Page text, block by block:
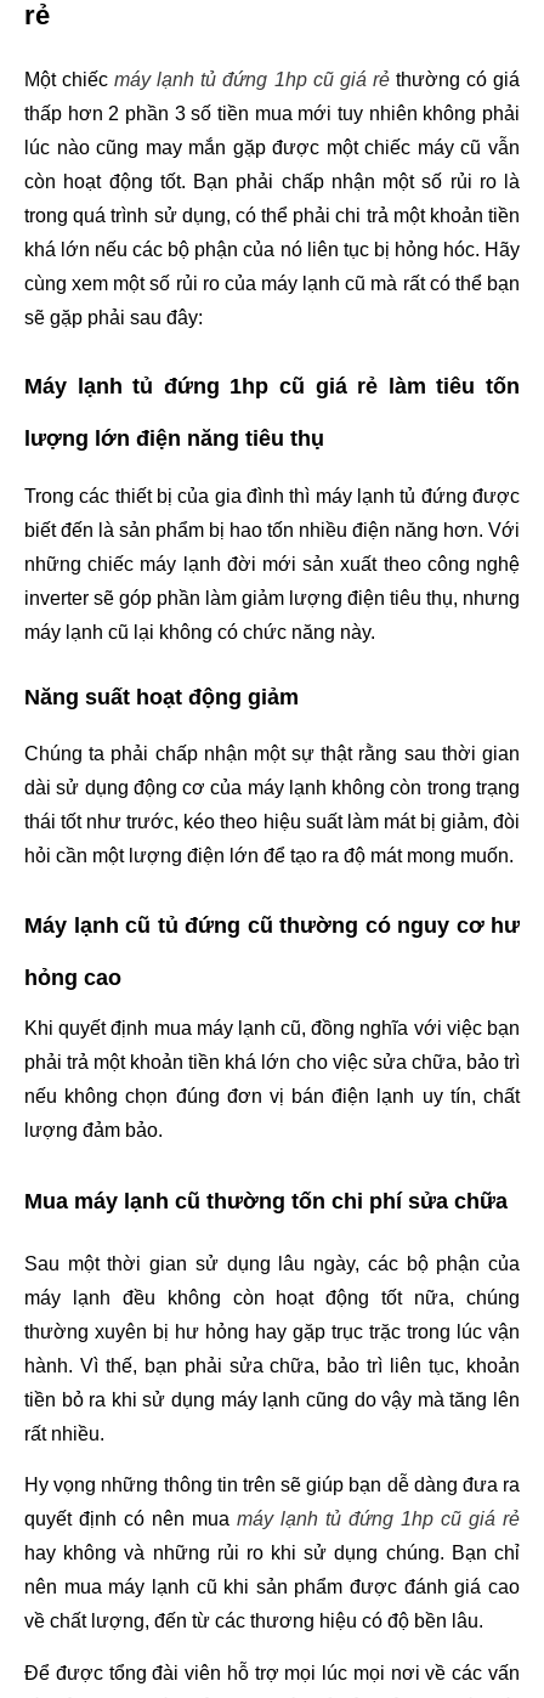
rẻ
Một chiếc máy lạnh tủ đứng 1hp cũ giá rẻ thường có giá
thấp hơn 2 phần 3 số tiền mua mới tuy nhiên không phải
lúc nào cũng may mắn gặp được một chiếc máy cũ vẫn
còn hoạt động tốt. Bạn phải chấp nhận một số rủi ro là
trong quá trình sử dụng, có thể phải chi trả một khoản tiền
khá lớn nếu các bộ phận của nó liên tục bị hỏng hóc. Hãy
cùng xem một số rủi ro của máy lạnh cũ mà rất có thể bạn
sẽ gặp phải sau đây:
Máy lạnh tủ đứng 1hp cũ giá rẻ làm tiêu tốn
lượng lớn điện năng tiêu thụ
Trong các thiết bị của gia đình thì máy lạnh tủ đứng được
biết đến là sản phẩm bị hao tốn nhiều điện năng hơn. Với
những chiếc máy lạnh đời mới sản xuất theo công nghệ
inverter sẽ góp phần làm giảm lượng điện tiêu thụ, nhưng
máy lạnh cũ lại không có chức năng này.
Năng suất hoạt động giảm
Chúng ta phải chấp nhận một sự thật rằng sau thời gian
dài sử dụng động cơ của máy lạnh không còn trong trạng
thái tốt như trước, kéo theo hiệu suất làm mát bị giảm, đòi
hỏi cần một lượng điện lớn để tạo ra độ mát mong muốn.
Máy lạnh cũ tủ đứng cũ thường có nguy cơ hư
hỏng cao
Khi quyết định mua máy lạnh cũ, đồng nghĩa với việc bạn
phải trả một khoản tiền khá lớn cho việc sửa chữa, bảo trì
nếu không chọn đúng đơn vị bán điện lạnh uy tín, chất
lượng đảm bảo.
Mua máy lạnh cũ thường tốn chi phí sửa chữa
Sau một thời gian sử dụng lâu ngày, các bộ phận của
máy lạnh đều không còn hoạt động tốt nữa, chúng
thường xuyên bị hư hỏng hay gặp trục trặc trong lúc vận
hành. Vì thế, bạn phải sửa chữa, bảo trì liên tục, khoản
tiền bỏ ra khi sử dụng máy lạnh cũng do vậy mà tăng lên
rất nhiều.
Hy vọng những thông tin trên sẽ giúp bạn dễ dàng đưa ra
quyết định có nên mua máy lạnh tủ đứng 1hp cũ giá rẻ
hay không và những rủi ro khi sử dụng chúng. Bạn chỉ
nên mua máy lạnh cũ khi sản phẩm được đánh giá cao
về chất lượng, đến từ các thương hiệu có độ bền lâu.
Để được tổng đài viên hỗ trợ mọi lúc mọi nơi về các vấn